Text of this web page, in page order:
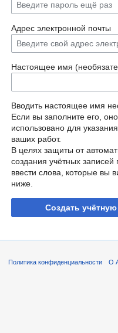
Адрес электронной почты
Настоящее имя
Вводить настоящее имя
Если вы заполните его,
использовано для
ваших работ.
В целях защиты от
создания учётных записей
ввести слова, которые вы
ниже.
Создать учётную
Политика конфиденциальности О